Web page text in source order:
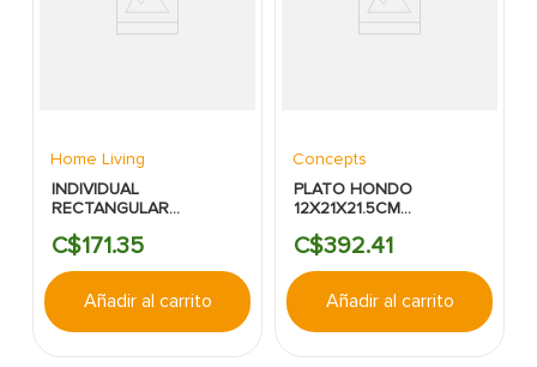
Home Living
INDIVIDUAL
RECTANGULAR
LIVING
C$171.35
Añadir al carrito
Concepts
PLATO HONDO
12X21X21.5CM
C$392.41
Añadir al carrito